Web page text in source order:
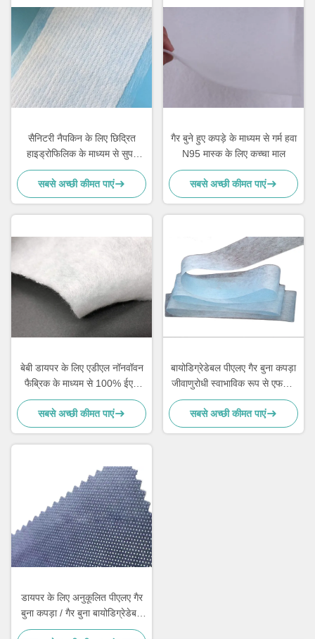
सैनिटरी नैपकिन के लिए छिद्रित
हाइड्रोफिलिक के माध्यम से सुपर
सॉफ्ट ईएस गैर बुना कपड़ा वायु;
सबसे अच्छी कीमत पाएं
गैर बुने हुए कपड़े के माध्यम से गर्म हवा
N95 मास्क के लिए कच्चा माल
सबसे अच्छी कीमत पाएं
बेबी डायपर के लिए एडीएल नॉनवॉवन
फैब्रिक के माध्यम से 100% ईएस
फाइबर हॉट एयर
सबसे अच्छी कीमत पाएं
बायोडिग्रेडेबल पीएलए गैर बुना कपड़ा
जीवाणुरोधी स्वाभाविक रूप से एफडीए
मानक
सबसे अच्छी कीमत पाएं
डायपर के लिए अनुकूलित पीएलए गैर
बुना कपड़ा / गैर बुना बायोडिग्रेडेबल
फैब्रिक